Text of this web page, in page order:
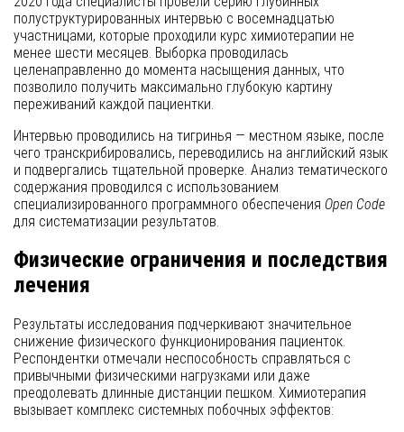
полуструктурированных интервью с восемнадцатью
участницами, которые проходили курс химиотерапии не
менее шести месяцев. Выборка проводилась
целенаправленно до момента насыщения данных, что
позволило получить максимально глубокую картину
переживаний каждой пациентки.
Интервью проводились на тигринья — местном языке, после
чего транскрибировались, переводились на английский язык
и подвергались тщательной проверке. Анализ тематического
содержания проводился с использованием
специализированного программного обеспечения Open Code
для систематизации результатов.
Физические ограничения и последствия
лечения
Результаты исследования подчеркивают значительное
снижение физического функционирования пациенток.
Респондентки отмечали неспособность справляться с
привычными физическими нагрузками или даже
преодолевать длинные дистанции пешком. Химиотерапия
вызывает комплекс системных побочных эффектов: